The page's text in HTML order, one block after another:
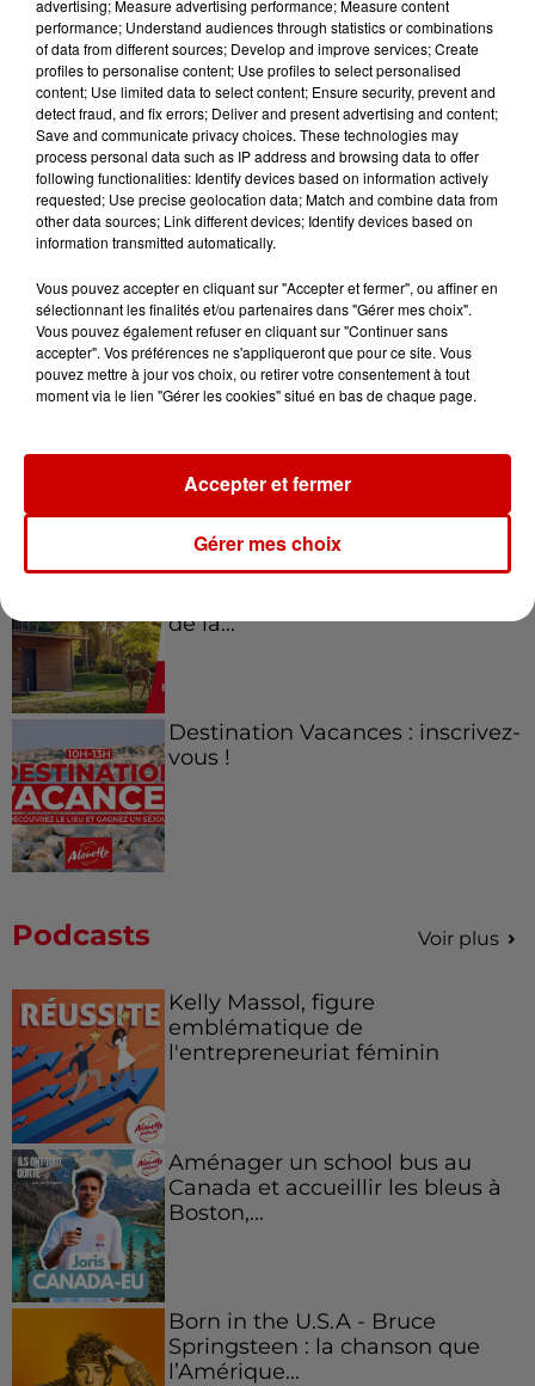
À LA UNE : professeur
condamné, repreneurs pour
Duralex et la...
Jeux Voir plus
Gagnez vos places pour le
festival Marché Gourmand 2026
à Coulon !
Le Duel - Gagnez vos entrées
Destination Vacances - Gagnez
de la...
Destination Vacances : inscrivez-
vous !
Podcasts Voir plus
Kelly Massol, figure
emblématique de
l'entrepreneuriat féminin
Aménager un school bus au
Canada et accueillir les bleus à
Boston,...
Born in the U.S.A - Bruce
Springsteen : la chanson que
l’Amérique...
advertising; Measure advertising performance; Measure content
performance; Understand audiences through statistics or combinations
of data from different sources; Develop and improve services; Create
profiles to personalise content; Use profiles to select personalised
content; Use limited data to select content; Ensure security, prevent and
detect fraud, and fix errors; Deliver and present advertising and content;
Save and communicate privacy choices. These technologies may
process personal data such as IP address and browsing data to offer
following functionalities: Identify devices based on information actively
requested; Use precise geolocation data; Match and combine data from
other data sources; Link different devices; Identify devices based on
information transmitted automatically.
Vous pouvez accepter en cliquant sur "Accepter et fermer", ou affiner en
sélectionnant les finalités et/ou partenaires dans "Gérer mes choix".
Vous pouvez également refuser en cliquant sur "Continuer sans
accepter". Vos préférences ne s'appliqueront que pour ce site. Vous
pouvez mettre à jour vos choix, ou retirer votre consentement à tout
moment via le lien "Gérer les cookies" situé en bas de chaque page.
Gérer mes choix
Accepter et fermer